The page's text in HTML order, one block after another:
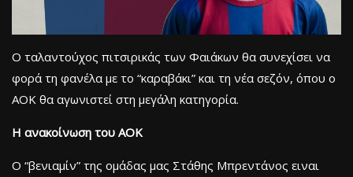
Ο ταλαντούχος πιτσιρικάς των Φαιάκων θα συνεχίσει να
φορά τη φανέλα με το “καραβάκι” και τη νέα σεζόν, όπου ο
ΑΟΚ θα αγωνιστεί στη μεγάλη κατηγορία.
Η ανακοίνωση του ΑΟΚ
Ο “βενιαμίν” της ομάδας μας Στάθης Μπρεντάνος ειναι